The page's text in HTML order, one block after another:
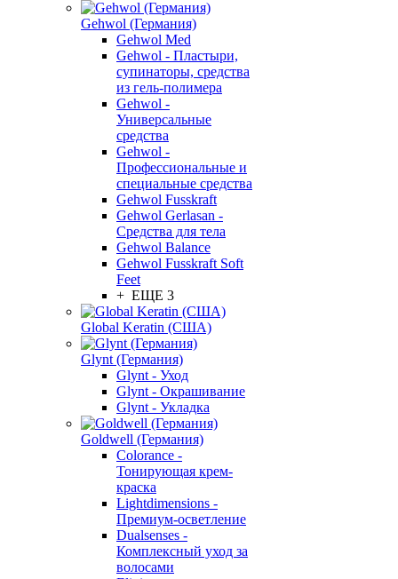
Gehwol (Германия)
Gehwol Med
Gehwol - Пластыри,
супинаторы, средства
из гель-полимера
Gehwol -
Универсальные
средства
Gehwol -
Профессиональные и
специальные средства
Gehwol Fusskraft
Gehwol Gerlasan -
Средства для тела
Gehwol Balance
Gehwol Fusskraft Soft
Feet
+ ЕЩЕ 3
Global Keratin (США)
Glynt (Германия)
Glynt - Уход
Glynt - Окрашивание
Glynt - Укладка
Goldwell (Германия)
Colorance -
Тонирующая крем-
краска
Lightdimensions -
Премиум-осветление
Dualsenses -
Комплексный уход за
волосами